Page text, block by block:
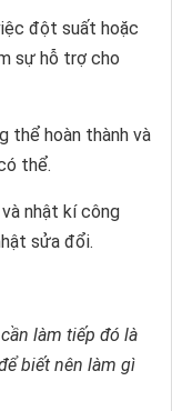
đột suất hoặc
sự hỗ trợ cho
thể hoàn thành và
thể.
nhật kí công
sửa đổi.
làm tiếp đó là
biết nên làm gì